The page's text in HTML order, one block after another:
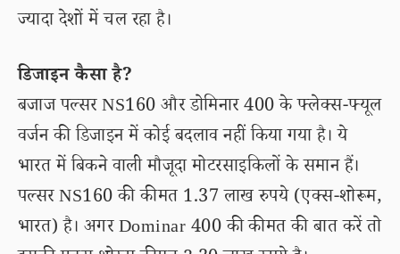
ज्यादा देशों में चल रहा है।
डिजाइन कैसा है?
बजाज पल्सर NS160 और डोमिनार 400 के फ्लेक्स-फ्यूल
वर्जन की डिजाइन में कोई बदलाव नहीं किया गया है। ये
भारत में बिकने वाली मौजूदा मोटरसाइकिलों के समान हैं।
पल्सर NS160 की कीमत 1.37 लाख रुपये (एक्स-शोरूम,
भारत) है। अगर Dominar 400 की कीमत की बात करें तो